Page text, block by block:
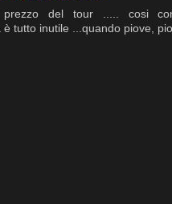
del tour ..... cosi
è tutto inutile ...quando piove,